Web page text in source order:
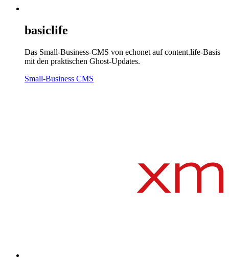
basiclife
Das Small-Business-CMS von echonet auf content.life-Basis
mit den praktischen Ghost-Updates.
Small-Business CMS